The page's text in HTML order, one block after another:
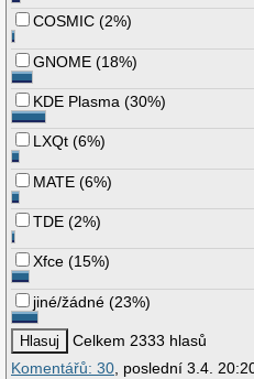
COSMIC (2%)
GNOME (18%)
KDE Plasma (30%)
LXQt (6%)
MATE (6%)
TDE (2%)
Xfce (15%)
jiné/žádné (23%)
Celkem 2333 hlasů
Komentářů: 30, poslední 3.4.